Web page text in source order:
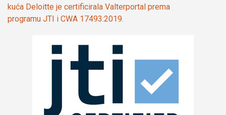
kuća Deloitte je certificirala Valterportal prema
programu JTI i CWA 17493:2019.